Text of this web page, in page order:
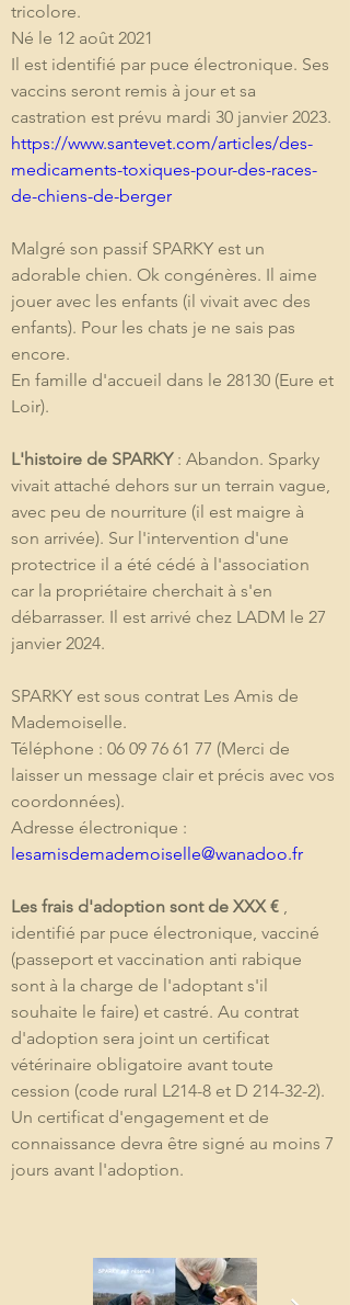
tricolore.
Né le 12 août 2021
Il est identifié par puce électronique. Ses
vaccins seront remis à jour et sa
castration est prévu mardi 30 janvier 2023.
https://www.santevet.com/articles/des-
medicaments-toxiques-pour-des-races-
de-chiens-de-berger
Malgré son passif SPARKY est un
adorable chien. Ok congénères. Il aime
jouer avec les enfants (il vivait avec des
enfants). Pour les chats je ne sais pas
encore.
En famille d'accueil dans le 28130 (Eure et
Loir).
L'histoire de SPARKY : Abandon. Sparky
vivait attaché dehors sur un terrain vague,
avec peu de nourriture (il est maigre à
son arrivée). Sur l'intervention d'une
protectrice il a été cédé à l'association
car la propriétaire cherchait à s'en
débarrasser. Il est arrivé chez LADM le 27
janvier 2024.
SPARKY est sous contrat Les Amis de
Mademoiselle.
Téléphone : 06 09 76 61 77 (Merci de
laisser un message clair et précis avec vos
coordonnées).
Adresse électronique :
lesamisdemademoiselle@wanadoo.fr
Les frais d'adoption sont de XXX € ,
identifié par puce électronique, vacciné
(passeport et vaccination anti rabique
sont à la charge de l'adoptant s'il
souhaite le faire) et castré. Au contrat
d'adoption sera joint un certificat
vétérinaire obligatoire avant toute
cession (code rural L214-8 et D 214-32-2).
Un certificat d'engagement et de
connaissance devra être signé au moins 7
jours avant l'adoption.